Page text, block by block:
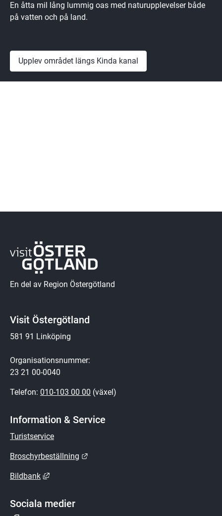
En åtta mil lång lummig oas med naturupplevelser både
på vatten och på land.
Upplev området längs Kinda kanal
En del av Region Östergötland
Visit Östergötland
581 91 Linköping
Organisationsnummer:
23 21 00-0040
Telefon: 010-103 00 00 (växel)
Information & Service
Turistservice
Broschyrbeställning
Bildbank Länk till annan webbplats, öppnas i nytt fönster.
Sociala medier